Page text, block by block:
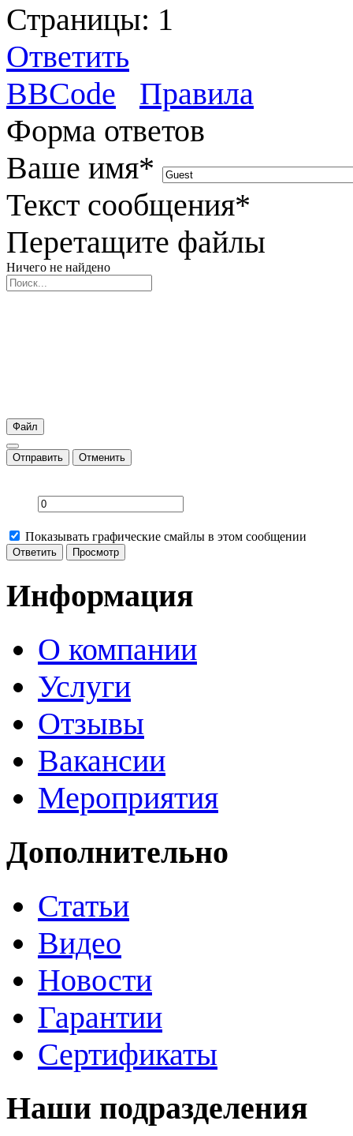
Страницы: 1
Ответить
BBCode
Правила
Форма ответов
Ваше имя*
Текст сообщения*
Перетащите файлы
Ничего не найдено
Файл
Отправить Отменить
Показывать графические смайлы в этом сообщении
Информация
О компании
Услуги
Отзывы
Вакансии
Мероприятия
Дополнительно
Статьи
Видео
Новости
Гарантии
Сертификаты
Наши подразделения